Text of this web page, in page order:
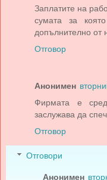
Заплатите на
сумата за
допълнително от
Отговор
Анонимен
Фирмата е
заслужава да
Отговор
Отговори
Анонимен